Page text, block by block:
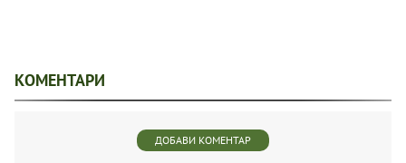
КОМЕНТАРИ
ДОБАВИ КОМЕНТАР